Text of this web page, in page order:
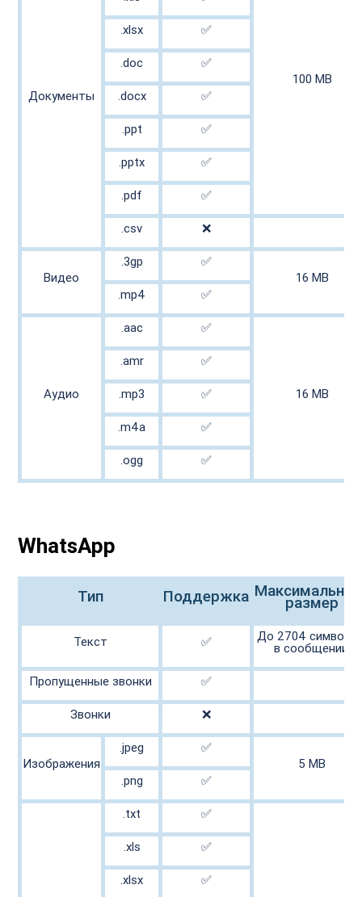
Документы
100 MB
.xlsx ✅
.doc ✅
.docx ✅
.ppt ✅
.pptx ✅
.pdf ✅
.csv ❌
Видео
.3gp
✅
16 MB
.mp4
✅
Аудио
.aac ✅
16 MB
.amr ✅
.mp3 ✅
.m4a ✅
.ogg ✅
WhatsApp
Тип Поддержка размер
Текст ✅ До 2704
в сообщении.
Пропущенные звонки ✅
Звонки ❌
Изображения
.jpeg
✅
5 MB
.png
✅
.txt ✅
.xls ✅
.xlsx ✅